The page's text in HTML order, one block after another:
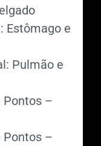
Estômago e
Pulmão e
Pontos –
Pontos –